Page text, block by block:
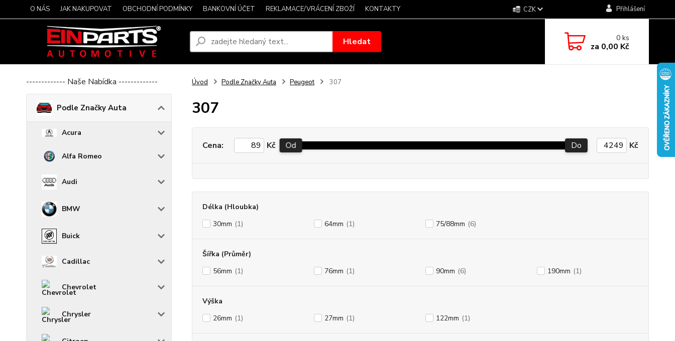
O NÁS JAK NAKUPOVAT OBCHODNÍ PODMÍNKY BANKOVNÍ ÚČET REKLAMACE/VRÁCENÍ ZBOŽÍ KONTAKTY CZK Přihlášení
Hledat 0ks
za 0,00 Kč
------------- Naše Nabídka -------------
Podle Značky Auta
Acura
Alfa Romeo
Audi
BMW
Buick
Cadillac
Chevrolet
Chrysler
Úvod Podle Značky Auta Peugeot 307
307
Cena: Kč Od Do Kč
Délka (Hloubka)
30mm (1) 64mm (1) 75/88mm (6)
Šířka (Průměr)
56mm (1) 76mm (1) 90mm (6) 190mm (1)
Výška
26mm (1) 27mm (1) 122mm (1)